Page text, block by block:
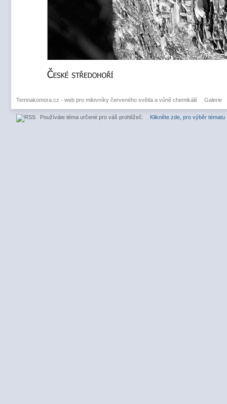
Temnakomora.cz - web pro milovníky červeného světla a vůně chemikálií Galerie
Používáte téma určené pro váš prohlížeč. Klikněte zde, pro výběr tématu